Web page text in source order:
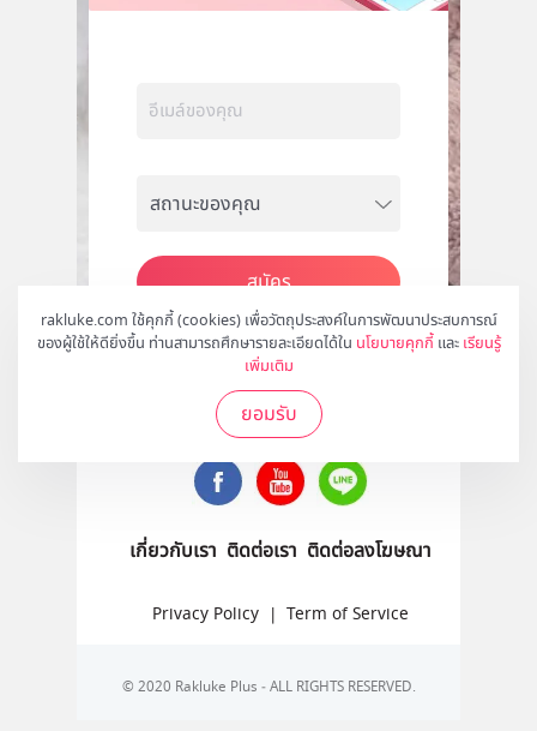
rakluke.com ใช้คุกกี้ (cookies) เพื่อวัตถุประสงค์ในการพัฒนาประสบการณ์
ของผู้ใช้ให้ดียิ่งขึ้น ท่านสามารถศึกษารายละเอียดได้ใน นโยบายคุกกี้ และ เรียนรู้
เพิ่มเติม
ยอมรับ
สมัคร
ติดตามเราได้ที่
เกี่ยวกับเรา ติดต่อเรา ติดต่อลงโฆษณา
Privacy Policy | Term of Service
© 2020 Rakluke Plus - ALL RIGHTS RESERVED.